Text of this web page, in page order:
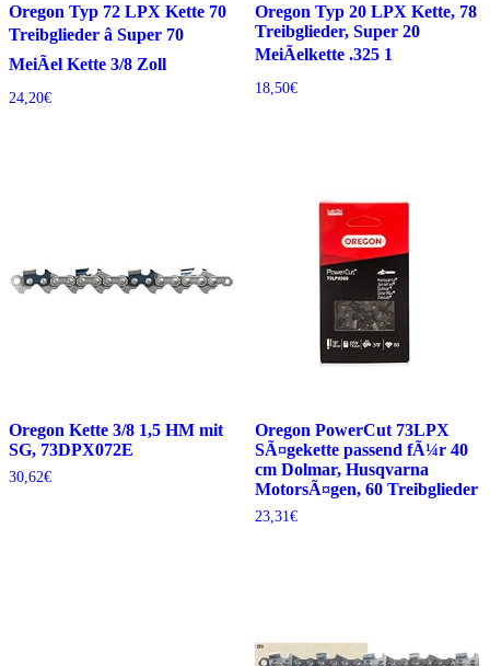
Oregon Typ 72 LPX Kette 70
Treibglieder â Super 70
MeiÃel Kette 3/8 Zoll
24,20€
Oregon Typ 20 LPX Kette, 78
Treibglieder, Super 20
MeiÃelkette .325 1
18,50€
Oregon Kette 3/8 1,5 HM mit
SG, 73DPX072E
30,62€
Oregon PowerCut 73LPX
SÃ¤gekette passend fÃ¼r 40
cm Dolmar, Husqvarna
MotorsÃ¤gen, 60 Treibglieder
23,31 €